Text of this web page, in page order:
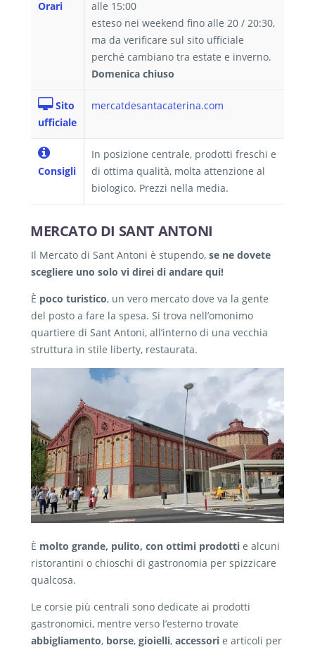
Orari
alle 15:00
esteso nei weekend fino alle 20 / 20:30,
ma da verificare sul sito ufficiale
perché cambiano tra estate e inverno.
Domenica chiuso
Sito
ufficiale
mercatdesantacaterina.com
Consigli
In posizione centrale, prodotti freschi e
di ottima qualità, molta attenzione al
biologico. Prezzi nella media.
MERCATO DI SANT ANTONI
Il Mercato di Sant Antoni è stupendo, se ne dovete
scegliere uno solo vi direi di andare qui!
È poco turistico, un vero mercato dove va la gente
del posto a fare la spesa. Si trova nell’omonimo
quartiere di Sant Antoni, all’interno di una vecchia
struttura in stile liberty, restaurata.
È molto grande, pulito, con ottimi prodotti e alcuni
ristorantini o chioschi di gastronomia per spizzicare
qualcosa.
Le corsie più centrali sono dedicate ai prodotti
gastronomici, mentre verso l’esterno trovate
abbigliamento, borse, gioielli, accessori e articoli per